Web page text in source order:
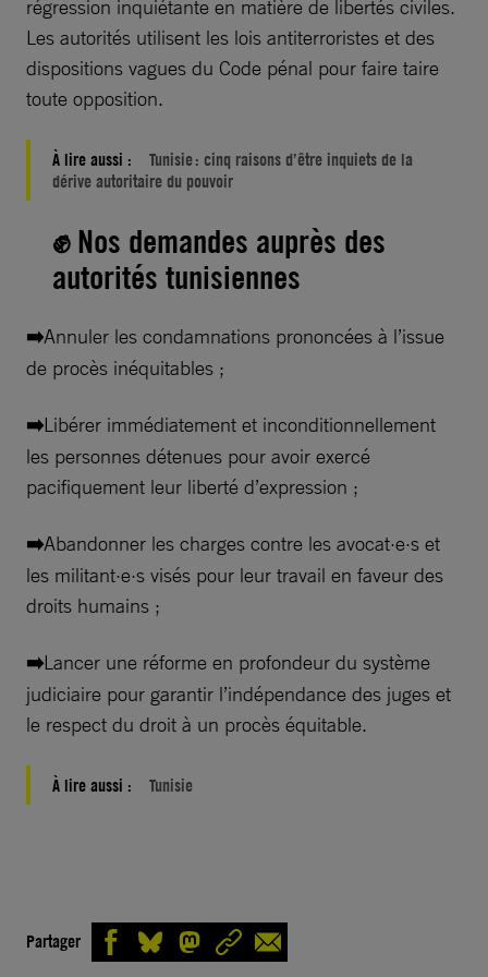
régression inquiétante en matière de libertés civiles.
Les autorités utilisent les lois antiterroristes et des
dispositions vagues du Code pénal pour faire taire
toute opposition.
À lire aussi :
Tunisie : cinq raisons d’être inquiets de la
dérive autoritaire du pouvoir
✊ Nos demandes auprès des
autorités tunisiennes
➡️Annuler les condamnations prononcées à l’issue
de procès inéquitables ;
➡️Libérer immédiatement et inconditionnellement
les personnes détenues pour avoir exercé
pacifiquement leur liberté d’expression ;
➡️Abandonner les charges contre les avocat·e·s et
les militant·e·s visés pour leur travail en faveur des
droits humains ;
➡️Lancer une réforme en profondeur du système
judiciaire pour garantir l’indépendance des juges et
le respect du droit à un procès équitable.
À lire aussi : Tunisie
Partager